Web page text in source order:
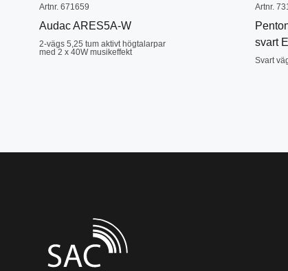
Artnr. 671659
Audac ARES5A-W
2-vägs 5,25 tum aktivt högtalarpar
med 2 x 40W musikeffekt
Artnr.
svart
Svart